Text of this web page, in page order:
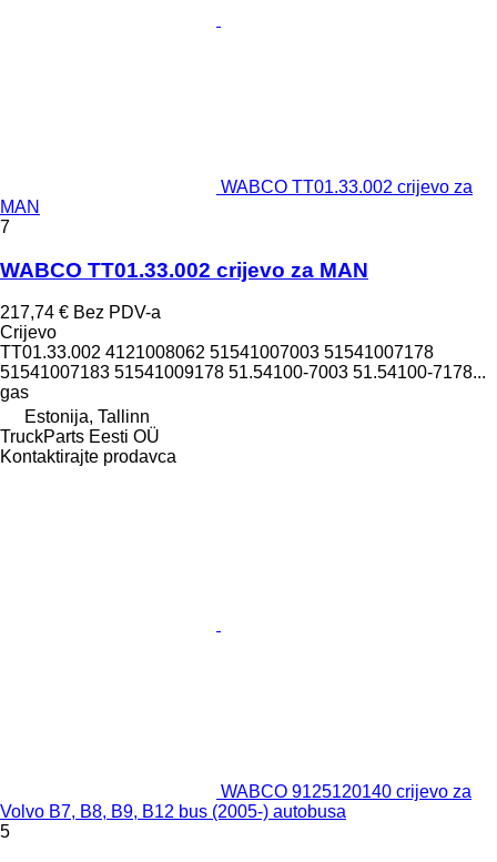
WABCO TT01.33.002 crijevo za
MAN
7
WABCO TT01.33.002 crijevo za MAN
217,74 € Bez PDV-a
Crijevo
TT01.33.002 4121008062 51541007003 51541007178
51541007183 51541009178 51.54100-7003 51.54100-7178...
gas
Estonija, Tallinn
TruckParts Eesti OÜ
Kontaktirajte prodavca
WABCO 9125120140 crijevo za
Volvo B7, B8, B9, B12 bus (2005-) autobusa
5